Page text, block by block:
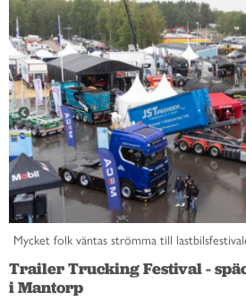
Mycket folk väntas strömma till
Trailer Trucking Festival -
i Mantorp